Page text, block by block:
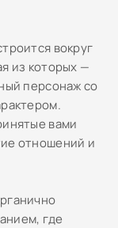
вокруг
из которых —
персонаж со
вами
отношений и
где